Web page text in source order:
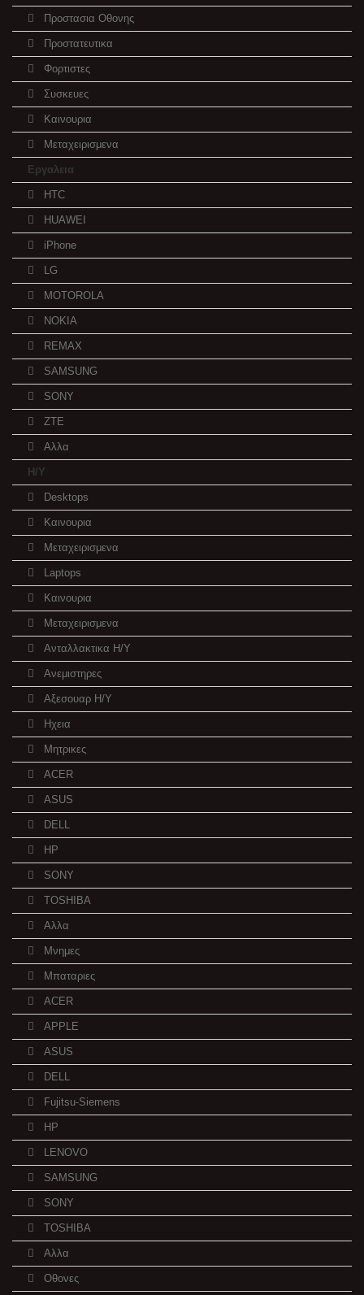
Προστασια Οθονης
Προστατευτικα
Φορτιστες
Συσκευες
Καινουρια
Μεταχειρισμενα
Εργαλεια
HTC
HUAWEI
iPhone
LG
MOTOROLA
NOKIA
REMAX
SAMSUNG
SONY
ZTE
Αλλα
Η/Υ
Desktops
Καινουρια
Μεταχειρισμενα
Laptops
Καινουρια
Μεταχειρισμενα
Ανταλλακτικα H/Y
Ανεμιστηρες
Αξεσουαρ Η/Υ
Ηχεια
Μητρικες
ACER
ASUS
DELL
HP
SONY
TOSHIBA
Αλλα
Μνημες
Μπαταριες
ACER
APPLE
ASUS
DELL
Fujitsu-Siemens
HP
LENOVO
SAMSUNG
SONY
TOSHIBA
Αλλα
Οθονες